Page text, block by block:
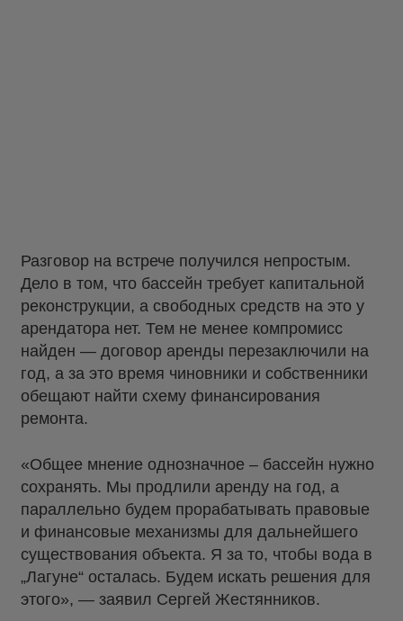
Разговор на встрече получился непростым.
Дело в том, что бассейн требует капитальной
реконструкции, а свободных средств на это у
арендатора нет. Тем не менее компромисс
найден — договор аренды перезаключили на
год, а за это время чиновники и собственники
обещают найти схему финансирования
ремонта.
«Общее мнение однозначное – бассейн нужно
сохранять. Мы продлили аренду на год, а
параллельно будем прорабатывать правовые
и финансовые механизмы для дальнейшего
существования объекта. Я за то, чтобы вода в
„Лагуне“ осталась. Будем искать решения для
этого», — заявил Сергей Жестянников.